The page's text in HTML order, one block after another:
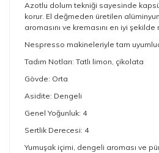
Azotlu dolum tekniği sayesinde
korur. El değmeden üretilen
aromasını ve kremasını en iyi
Nespresso makineleriyle tam
Tadım Notları: Tatlı limon, çikolata
Gövde: Orta
Asidite: Dengeli
Genel Yoğunluk: 4
Sertlik Derecesi: 4
Yumuşak içimi, dengeli aroması ve